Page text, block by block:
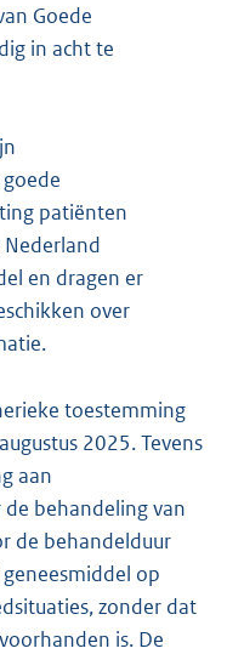
Goede
in acht te
patiënten
en dragen er
over
toestemming
2025. Tevens
aan
behandeling van
de behandelduur
op
zonder dat
is. De